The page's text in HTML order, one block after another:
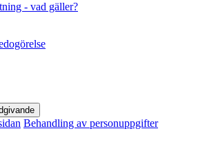
- vad gäller?
Behandling av personuppgifter